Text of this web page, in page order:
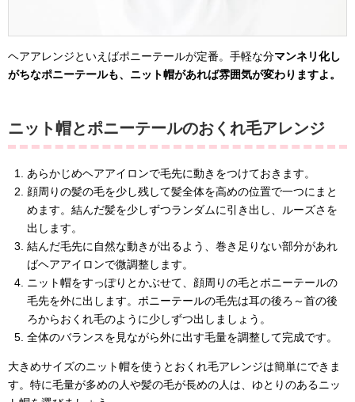
ヘアアレンジといえばポニーテールが定番。手軽な分マンネリ化し
がちなポニーテールも、ニット帽があれば雰囲気が変わりますよ。
ニット帽とポニーテールのおくれ毛アレンジ
あらかじめヘアアイロンで毛先に動きをつけておきます。
顔周りの髪の毛を少し残して髪全体を高めの位置で一つにまと
めます。結んだ髪を少しずつランダムに引き出し、ルーズさを
出します。
結んだ毛先に自然な動きが出るよう、巻き足りない部分があれ
ばヘアアイロンで微調整します。
ニット帽をすっぽりとかぶせて、顔周りの毛とポニーテールの
毛先を外に出します。ポニーテールの毛先は耳の後ろ～首の後
ろからおくれ毛のように少しずつ出しましょう。
全体のバランスを見ながら外に出す毛量を調整して完成です。
大きめサイズのニット帽を使うとおくれ毛アレンジは簡単にできま
す。特に毛量が多めの人や髪の毛が長めの人は、ゆとりのあるニッ